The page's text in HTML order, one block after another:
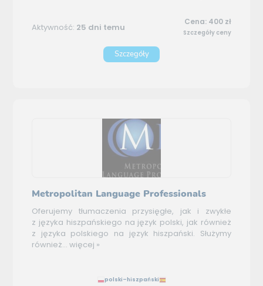
Aktywność: 25 dni temu Cena: 400 zł
Szczegóły ceny
Szczegóły
Metropolitan Language Professionals
Oferujemy tłumaczenia przysięgłe, jak i zwykłe
z języka hiszpańskiego na język polski, jak również
z języka polskiego na język hiszpański. Służymy
również... więcej »
polski–hiszpański